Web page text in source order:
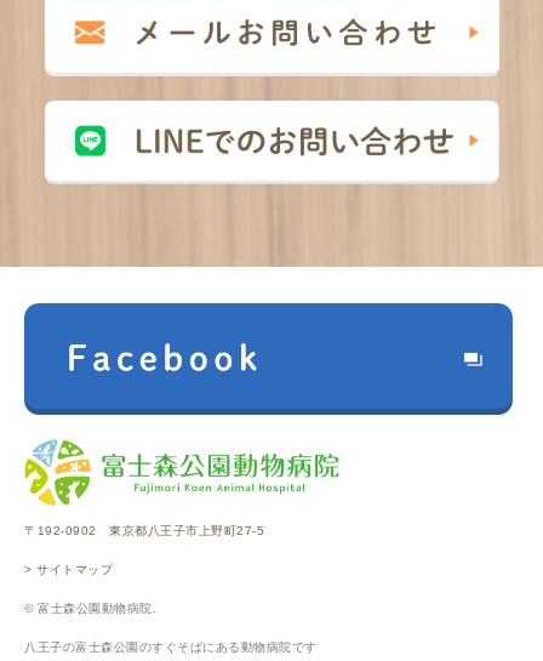
〒192-0902 東京都八王子市上野町27-5
> サイトマップ
© 富士森公園動物病院.
八王子の富士森公園のすぐそばにある動物病院です